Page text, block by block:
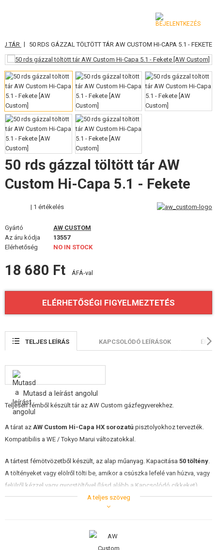
KATEGÓRIA
AIRSOFT FEGYVEREK
LÉGFEGYVEREK, CSÚZLIK
GRÁNÁTVETŐK, GRÁNÁTOK
LÖVEDÉK, GÁZ
TÁRAK
ÁLCÁZÁS, FESTÉK, SZALAG
RÁDIÓS, FEJHALLGATÓ, KAMERÁK
FEGYVER JAVÍTÁS ÉS KARBANTARTÁS
CÉLOK, LŐLAP
OUTDOOR, BUSHCRAFT
ÉPÍTŐKÉSZLETEK, MODELLEK
REKLÁM TÁRGYAK
SÉRÜLT, HASZNÁLT ÁRUK
TÁR | 50 RDS GÁZZAL TÖLTÖTT TÁR AW CUSTOM HI-CAPA 5.1 - FEKETE
50 rds gázzal töltött tár AW
Custom Hi-Capa 5.1 - Fekete
| 1 értékelés
Gyártó
AW CUSTOM
Az áru kódja
13557
Elérhetőség
NO IN STOCK
18 680 Ft ÁFÁ-val
ELÉRHETŐSÉGI FIGYELMEZTETÉS
TELJES LEÍRÁS KAPCSOLÓDÓ LEÍRÁSOK
Mutasd a leírást angolul
Teljesen fémből készült tár az AW Custom gázfegyverekhez.
A tárat az AW Custom Hi-Capa HX sorozatú pisztolyokhoz tervezték.
Kompatibilis a WE / Tokyo Marui változatokkal.
A tártest fémötvözetből készült, az alap műanyag. Kapacitása 50 töltény.
A töltényeket vagy elölről tölti be, amikor a csúszka lefelé van húzva, vagy
felülről kézzel vagy gyorstöltővel (lásd alább a Kapcsolódó cikkeket).
A gáztöltés a tár alján található töltőszelepen keresztül történik. A
A teljes szöveg